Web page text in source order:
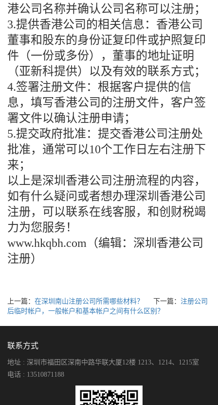
港公司名称并确认公司名称可以注册；
3.提供香港公司的相关信息：香港公司
董事和股东的身份证复印件或护照复印
件（一份或多份），董事的地址证明
（亚新科提供）以及有效的联系方式；
4.签署注册文件：根据客户提供的信
息，填写香港公司的注册文件，客户签
署文件以确认注册申请；
5.提交政府批准：提交香港公司注册处
批准，通常可以10个工作日左右注册下
来；
以上是深圳香港公司注册流程的内容，
如有什么疑问或者想办理深圳香港公司
注册，可以联系在线客服，和创财税竭
力为您服务！
www.hkqbh.com（编辑：深圳香港公司
注册）
上一篇： 在深圳南山注册公司所需哪些材料？ 下一篇： 注册公司
后临时帐户，一般帐户和基本帐户之间有什么区别？
联系方式
地址 : 深圳市福田区深南中路华联大厦12楼 1213、1214、1215室
电话 : 13510871188